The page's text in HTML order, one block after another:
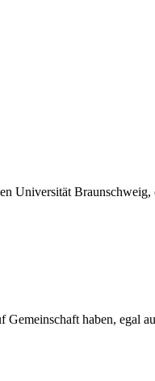
Universität
haben, egal